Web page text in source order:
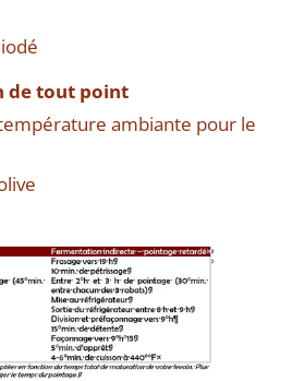
de tout point
ambiante pour le